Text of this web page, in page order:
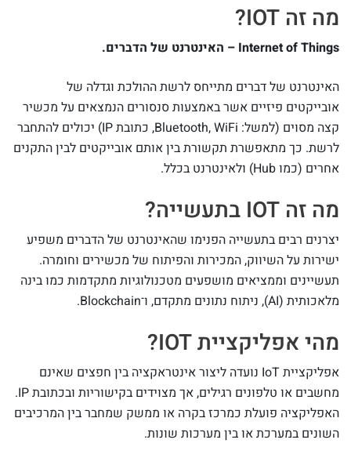
מה זה IOT?
Internet of Things – האינטרנט של הדברים.
האינטרנט של דברים מתייחס לרשת ההולכת וגדלה של
אובייקטים פיזיים אשר באמצעות סנסורים הנמצאים על מכשיר
קצה מסוים (למשל: Bluetooth, WiFi, כתובת IP) יכולים להתחבר
לרשת. כך מתאפשרת תקשורת בין אותם אובייקטים לבין התקנים
אחרים (כמו Hub) ולאינטרנט בכלל.
מה זה IOT בתעשייה?
יצרנים רבים בתעשייה הפנימו שהאינטרנט של הדברים משפיע
ישירות על השיווק, המכירות והפיתוח של מכשירים וחומרה.
תעשיינים וממציאים מושפעים מטכנולוגיות מתקדמות כמו בינה
מלאכותית (AI), ניתוח נתונים מתקדם, ו־Blockchain.
מהי אפליקציית IOT?
אפליקציית IoT נועדה ליצור אינטראקציה בין חפצים שאינם
מחשבים או טלפונים רגילים, אך מצוידים בקישוריות ובכתובת IP.
האפליקציה פועלת כמרכז בקרה או ממשק שמחבר בין המרכיבים
השונים במערכת או בין מערכות שונות.